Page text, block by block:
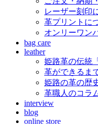
レーザー刻印
革プリントに
オンリーワン
bag care
leather
姫路革の伝統
革ができるま
姫路の革の歴
革職人のコラ
interview
blog
online store